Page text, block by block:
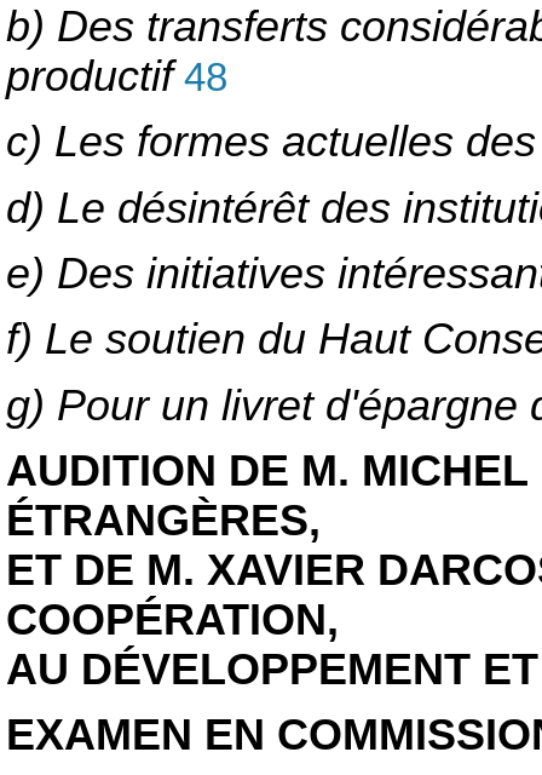
b) Des transferts
productif48
c) Les formes actuelles
d) Le désintérêt des
e) Des initiatives
f) Le soutien du Haut
g) Pour un livret d'épargne
AUDITION DE M.
ÉTRANGÈRES,
ET DE M. XAVIER
COOPÉRATION,
AU DÉVELOPPEMENT
EXAMEN EN